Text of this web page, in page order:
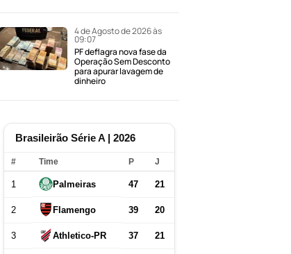
4 de Agosto de 2026 às
09:07
PF deflagra nova fase da
Operação Sem Desconto
para apurar lavagem de
dinheiro